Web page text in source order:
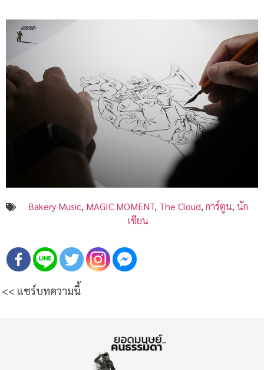
Bakery Music, MAGIC MOMENT, The Cloud, การ์ตูน, นัก
เขียน
<< แชร์บทความนี้